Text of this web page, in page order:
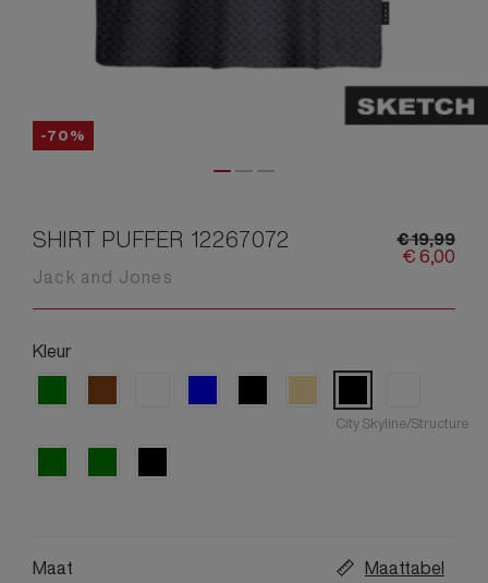
-70%
SHIRT PUFFER 12267072
Jack and Jones
€19,99
€6,00
Kleur
City Skyline/Structure
Maat Maattabel